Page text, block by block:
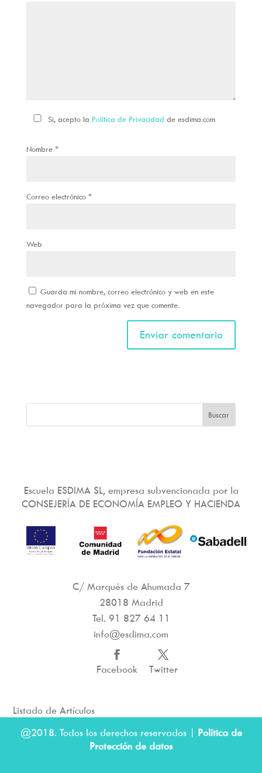
Si, acepto la Política de Privacidad de esdima.com
Nombre *
Correo electrónico *
Web
Guarda mi nombre, correo electrónico y web en este
navegador para la próxima vez que comente.
Escuela ESDIMA SL, empresa subvencionada por la
CONSEJERÍA DE ECONOMÍA EMPLEO Y HACIENDA
C/ Marqués de Ahumada 7
28018 Madrid
Tel. 91 827 64 11
info@esdima.com
Facebook Twitter
Listado de Artículos
@2018. Todos los derechos reservados | Política de
Protección de datos